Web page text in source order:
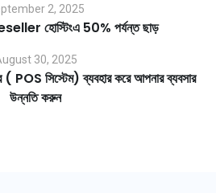
2, 2025
হোস্টিংএ 50% পর্যন্ত ছাড়
30, 2025
( POS সিস্টেম) ব্যবহার করে আপনার ব্যবসার
উন্নতি করুন